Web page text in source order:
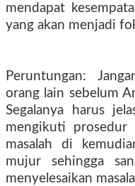
mendapat
yang akan menjadi
Peruntungan:
orang lain sebelum
Segalanya harus
mengikuti
masalah di
mujur sehingga
menyelesaikan